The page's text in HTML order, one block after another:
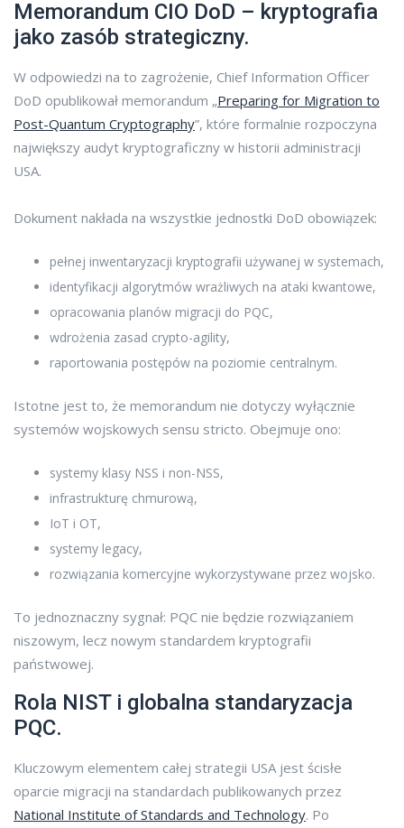
Memorandum CIO DoD – kryptografia
jako zasób strategiczny.
W odpowiedzi na to zagrożenie, Chief Information Officer
DoD opublikował memorandum „Preparing for Migration to
Post-Quantum Cryptography”, które formalnie rozpoczyna
największy audyt kryptograficzny w historii administracji
USA.
Dokument nakłada na wszystkie jednostki DoD obowiązek:
pełnej inwentaryzacji kryptografii używanej w systemach,
identyfikacji algorytmów wrażliwych na ataki kwantowe,
opracowania planów migracji do PQC,
wdrożenia zasad crypto-agility,
raportowania postępów na poziomie centralnym.
Istotne jest to, że memorandum nie dotyczy wyłącznie
systemów wojskowych sensu stricto. Obejmuje ono:
systemy klasy NSS i non-NSS,
infrastrukturę chmurową,
IoT i OT,
systemy legacy,
rozwiązania komercyjne wykorzystywane przez wojsko.
To jednoznaczny sygnał: PQC nie będzie rozwiązaniem
niszowym, lecz nowym standardem kryptografii
państwowej.
Rola NIST i globalna standaryzacja
PQC.
Kluczowym elementem całej strategii USA jest ścisłe
oparcie migracji na standardach publikowanych przez
National Institute of Standards and Technology. Po